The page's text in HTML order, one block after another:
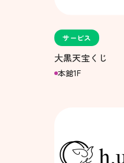
サービス
大黒天宝くじ
本館1F